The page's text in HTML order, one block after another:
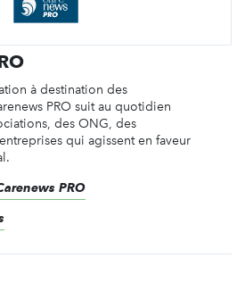
à destination des
PRO suit au quotidien
des ONG, des
qui agissent en faveur
PRO